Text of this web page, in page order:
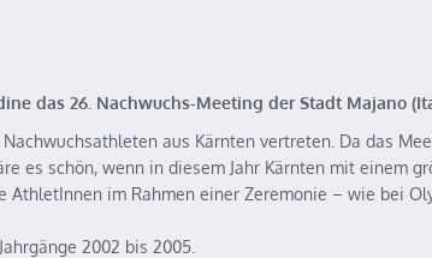
das 26. Nachwuchs-Meeting der Stadt Majano
aus Kärnten vertreten. Da das
es schön, wenn in diesem Jahr Kärnten mit einem
im Rahmen einer Zeremonie – wie bei
2002 bis 2005.